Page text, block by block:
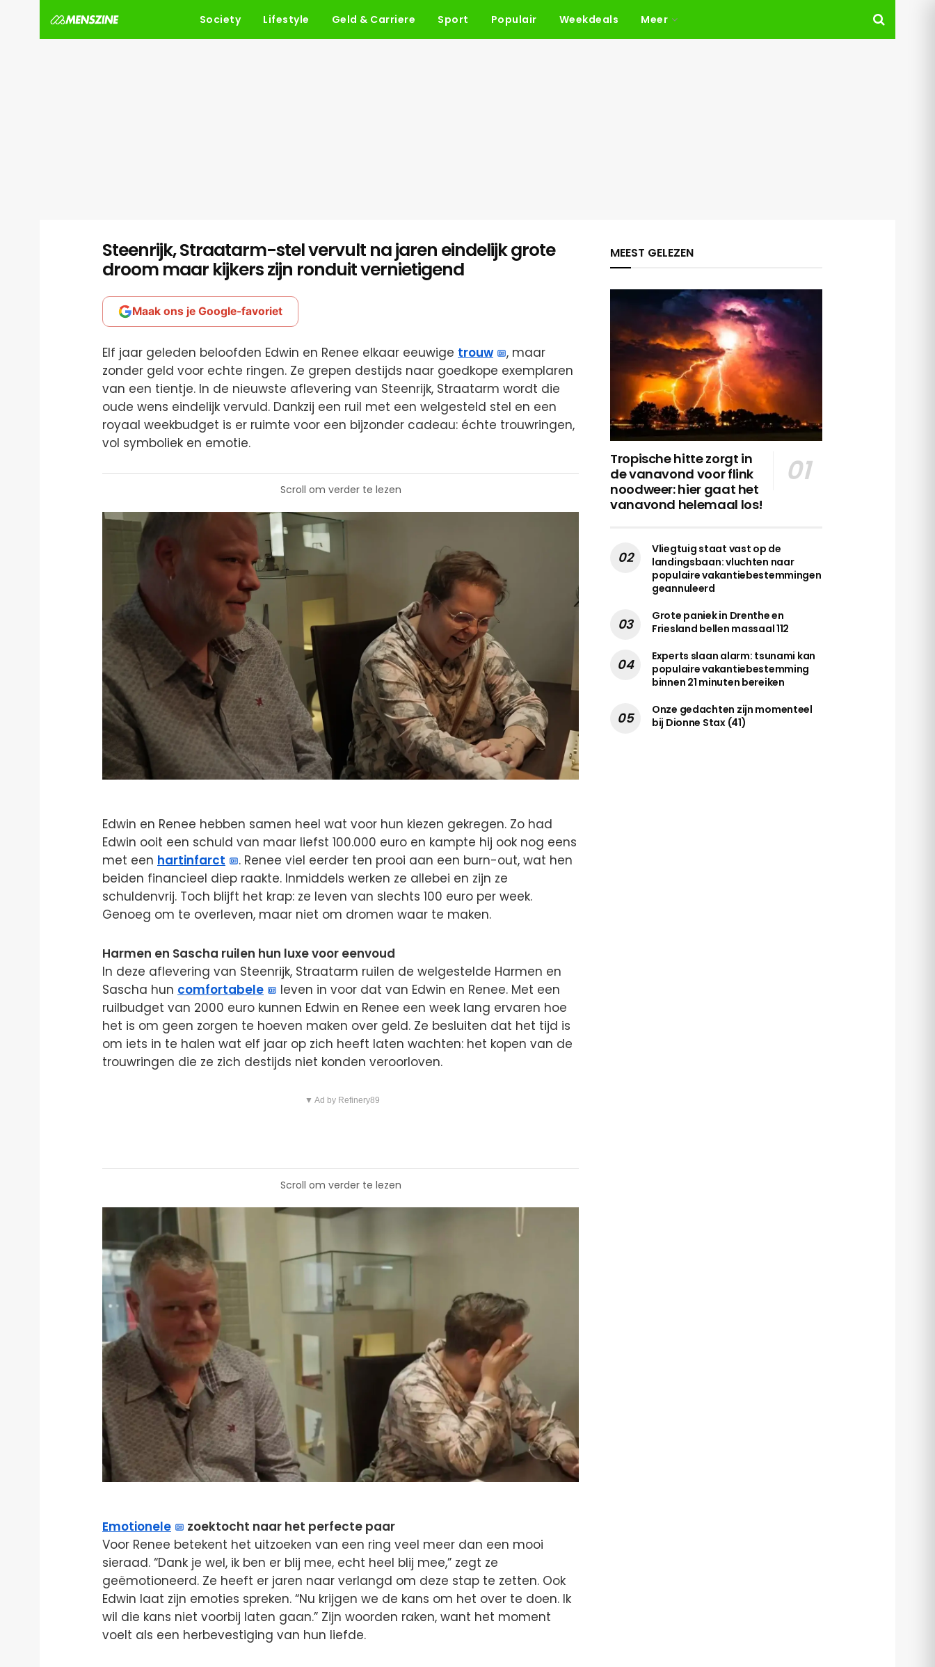
Society Lifestyle Geld & Carriere Sport Populair Weekdeals Meer
Steenrijk, Straatarm-stel vervult na jaren eindelijk grote
droom maar kijkers zijn ronduit vernietigend
Maak ons je Google-favoriet
Elf jaar geleden beloofden Edwin en Renee elkaar eeuwige trouw
, maar
zonder geld voor echte ringen. Ze grepen destijds naar goedkope exemplaren
van een tientje. In de nieuwste aflevering van Steenrijk, Straatarm wordt die
oude wens eindelijk vervuld. Dankzij een ruil met een welgesteld stel en een
royaal weekbudget is er ruimte voor een bijzonder cadeau: échte trouwringen,
vol symboliek en emotie.
Scroll om verder te lezen
Edwin en Renee hebben samen heel wat voor hun kiezen gekregen. Zo had
Edwin ooit een schuld van maar liefst 100.000 euro en kampte hij ook nog eens
met een hartinfarct
. Renee viel eerder ten prooi aan een burn-out, wat hen
beiden financieel diep raakte. Inmiddels werken ze allebei en zijn ze
schuldenvrij. Toch blijft het krap: ze leven van slechts 100 euro per week.
Genoeg om te overleven, maar niet om dromen waar te maken.
Harmen en Sascha ruilen hun luxe voor eenvoud
In deze aflevering van Steenrijk, Straatarm ruilen de welgestelde Harmen en
Sascha hun comfortabele
leven in voor dat van Edwin en Renee. Met een
ruilbudget van 2000 euro kunnen Edwin en Renee een week lang ervaren hoe
het is om geen zorgen te hoeven maken over geld. Ze besluiten dat het tijd is
om iets in te halen wat elf jaar op zich heeft laten wachten: het kopen van de
trouwringen die ze zich destijds niet konden veroorloven.
▼ Ad by Refinery89
Scroll om verder te lezen
Emotionele
zoektocht naar het perfecte paar
Voor Renee betekent het uitzoeken van een ring veel meer dan een mooi
sieraad. “Dank je wel, ik ben er blij mee, echt heel blij mee,” zegt ze
geëmotioneerd. Ze heeft er jaren naar verlangd om deze stap te zetten. Ook
Edwin laat zijn emoties spreken. “Nu krijgen we de kans om het over te doen. Ik
wil die kans niet voorbij laten gaan.” Zijn woorden raken, want het moment
voelt als een herbevestiging van hun liefde.
MEEST GELEZEN
Tropische hitte zorgt in
de vanavond voor flink
noodweer: hier gaat het
vanavond helemaal los!
Vliegtuig staat vast op de
landingsbaan: vluchten naar
populaire vakantiebestemmingen
geannuleerd
Grote paniek in Drenthe en
Friesland bellen massaal 112
Experts slaan alarm: tsunami kan
populaire vakantiebestemming
binnen 21 minuten bereiken
Onze gedachten zijn momenteel
bij Dionne Stax (41)